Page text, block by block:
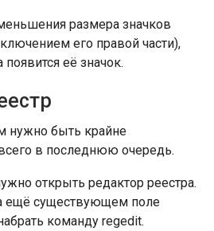
размера значков
его правой части),
её значок.
нужно быть крайне
в последнюю очередь.
открыть редактор реестра.
ещё существующем поле
команду regedit.